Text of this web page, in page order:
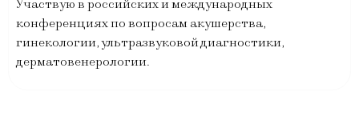
Участвую в российских и международных
конференциях по вопросам акушерства,
гинекологии, ультразвуковой диагностики,
дерматовенерологии.